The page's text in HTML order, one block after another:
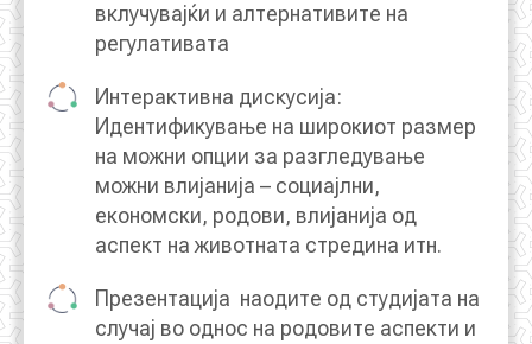
вклучувајќи и алтернативите на
регулативата
Интерактивна дискусија:
Идентификување на широкиот размер
на можни опции за разгледување
можни влијанија – социајлни,
економски, родови, влијанија од
аспект на животната стредина итн.
Презентација наодите од студијата на
случај во однос на родовите аспекти и